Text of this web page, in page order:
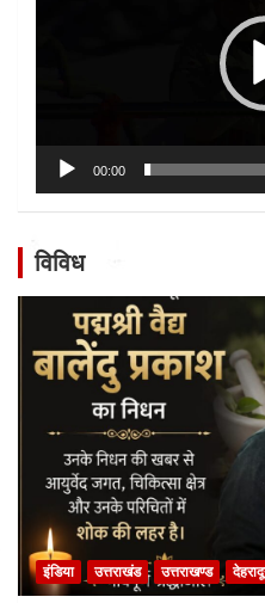
00:00
विविध
इंडिया उत्तराखंड उत्तराखण्ड